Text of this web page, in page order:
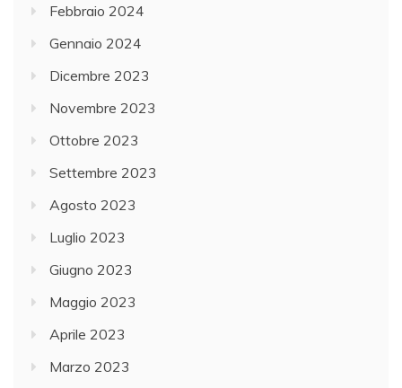
Febbraio 2024
Gennaio 2024
Dicembre 2023
Novembre 2023
Ottobre 2023
Settembre 2023
Agosto 2023
Luglio 2023
Giugno 2023
Maggio 2023
Aprile 2023
Marzo 2023